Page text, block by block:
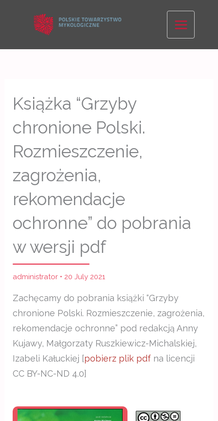
Książka “Grzyby
chronione Polski.
Rozmieszczenie,
zagrożenia,
rekomendacje
ochronne” do pobrania
w wersji pdf
administrator • 20 July 2021
Zachęcamy do pobrania książki “Grzyby
chronione Polski. Rozmieszczenie, zagrożenia,
rekomendacje ochronne” pod redakcją Anny
Kujawy, Małgorzaty Ruszkiewicz-Michalskiej,
Izabeli Kałuckiej [pobierz plik pdf na licencji
CC BY-NC-ND 4.0]